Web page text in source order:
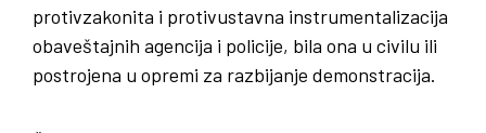
protivzakonita i protivustavna instrumentalizacija
obaveštajnih agencija i policije, bila ona u civilu ili
postrojena u opremi za razbijanje demonstracija.